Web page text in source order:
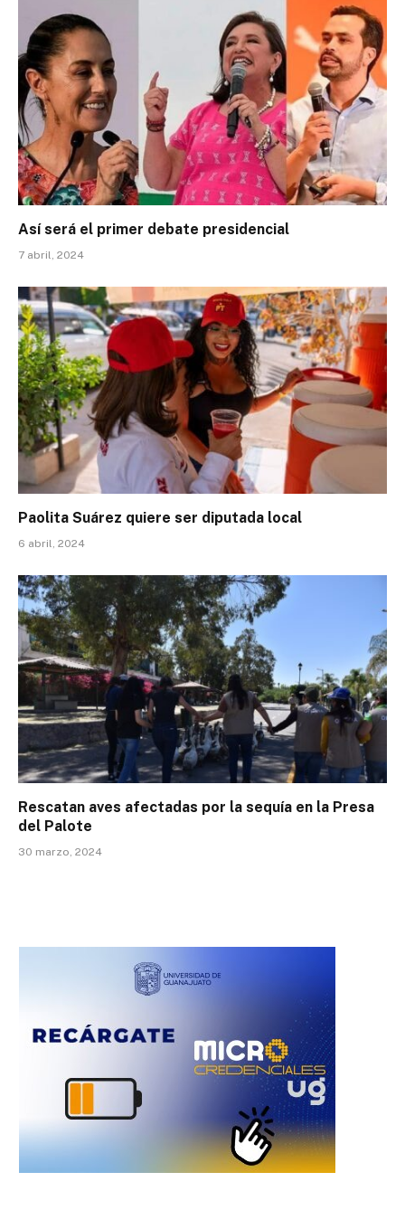
Así será el primer debate presidencial
7 abril, 2024
Paolita Suárez quiere ser diputada local
6 abril, 2024
Rescatan aves afectadas por la sequía en la Presa
del Palote
30 marzo, 2024